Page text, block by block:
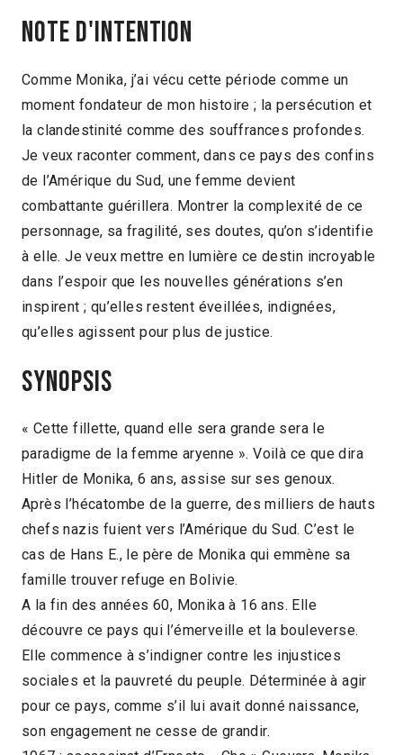
Note d'intention
Comme Monika, j’ai vécu cette période comme un
moment fondateur de mon histoire ; la persécution et
la clandestinité comme des souffrances profondes.
Je veux raconter comment, dans ce pays des confins
de l’Amérique du Sud, une femme devient
combattante guérillera. Montrer la complexité de ce
personnage, sa fragilité, ses doutes, qu’on s’identifie
à elle. Je veux mettre en lumière ce destin incroyable
dans l’espoir que les nouvelles générations s’en
inspirent ; qu’elles restent éveillées, indignées,
qu’elles agissent pour plus de justice.
Synopsis
« Cette fillette, quand elle sera grande sera le
paradigme de la femme aryenne ». Voilà ce que dira
Hitler de Monika, 6 ans, assise sur ses genoux.
Après l’hécatombe de la guerre, des milliers de hauts
chefs nazis fuient vers l’Amérique du Sud. C’est le
cas de Hans E., le père de Monika qui emmène sa
famille trouver refuge en Bolivie.
A la fin des années 60, Monika à 16 ans. Elle
découvre ce pays qui l’émerveille et la bouleverse.
Elle commence à s’indigner contre les injustices
sociales et la pauvreté du peuple. Déterminée à agir
pour ce pays, comme s’il lui avait donné naissance,
son engagement ne cesse de grandir.